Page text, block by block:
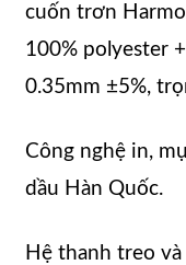
cuốn trơn
100% polyester
0.35mm ±5%,
Công nghệ in,
dầu Hàn Quốc.
Hệ thanh treo